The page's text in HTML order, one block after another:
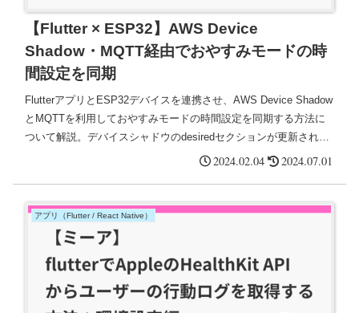
【Flutter × ESP32】AWS Device
Shadow・MQTT経由でおやすみモードの時
間設定を同期
FlutterアプリとESP32デバイスを連携させ、AWS Device Shadow
とMQTTを利用しておやすみモードの時間設定を同期する方法に
ついて解説。デバイスシャドウのdesiredセクションが更新される
と、その情報はMQTTメッセージとしてESP32デバイスに通知さ
2024.02.04 2024.07.01
アプリ（Flutter / React Native）